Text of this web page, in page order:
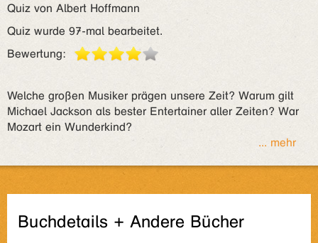
Quiz von Albert Hoffmann
Quiz wurde 97-mal bearbeitet.
Bewertung:
Welche großen Musiker prägen unsere Zeit? Warum gilt
Michael Jackson als bester Entertainer aller Zeiten? War
Mozart ein Wunderkind?
... mehr
Buchdetails + Andere Bücher